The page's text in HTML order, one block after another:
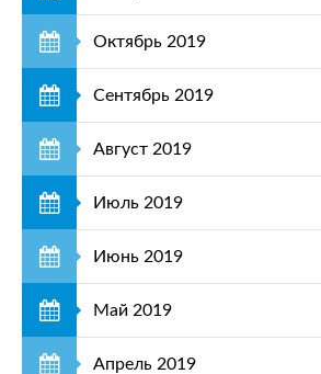
Октябрь 2019
Сентябрь 2019
Август 2019
Июль 2019
Июнь 2019
Май 2019
Апрель 2019